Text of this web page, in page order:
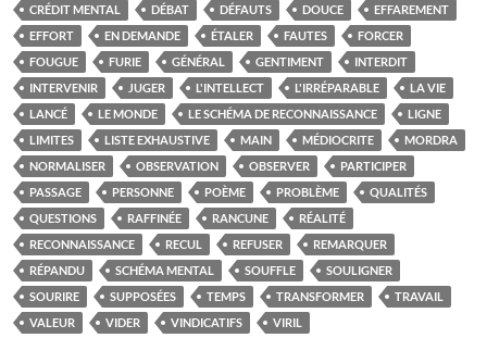
CRÉDIT MENTAL
DÉBAT DÉFAUTS DOUCE
EFFAREMENT
EFFORT
EN DEMANDE ÉTALER FAUTES
FORCER
FOUGUE
FURIE GÉNÉRAL GENTIMENT
INTERDIT
INTERVENIR
JUGER L'INTELLECT L'IRRÉPARABLE
LA VIE
LANCÉ
LE MONDE LE SCHÉMA DE RECONNAISSANCE
LIGNE
LIMITES
LISTE EXHAUSTIVE MAIN MÉDIOCRITE
MORDRA
NORMALISER
OBSERVATION OBSERVER
PARTICIPER
PASSAGE
PERSONNE POÈME PROBLÈME
QUALITÉS
QUESTIONS
RAFFINÉE RANCUNE
RÉALITÉ
RECONNAISSANCE
RECUL REFUSER
REMARQUER
RÉPANDU
SCHÉMA MENTAL SOUFFLE
SOULIGNER
SOURIRE
SUPPOSÉES TEMPS TRANSFORMER
TRAVAIL
VALEUR
VIDER VINDICATIFS VIRIL